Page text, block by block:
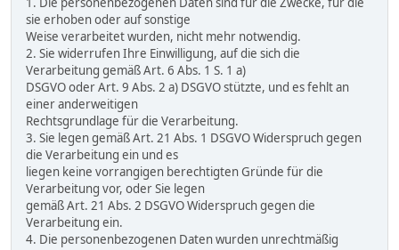
sie erhoben oder auf sonstige
Weise verarbeitet wurden, nicht mehr notwendig.
2. Sie widerrufen Ihre Einwilligung, auf die sich die
Verarbeitung gemäß Art. 6 Abs. 1 S. 1 a)
DSGVO oder Art. 9 Abs. 2 a) DSGVO stützte, und es fehlt an
einer anderweitigen
Rechtsgrundlage für die Verarbeitung.
3. Sie legen gemäß Art. 21 Abs. 1 DSGVO Widerspruch gegen
die Verarbeitung ein und es
liegen keine vorrangigen berechtigten Gründe für die
Verarbeitung vor, oder Sie legen
gemäß Art. 21 Abs. 2 DSGVO Widerspruch gegen die
Verarbeitung ein.
4. Die personenbezogenen Daten wurden unrechtmäßig